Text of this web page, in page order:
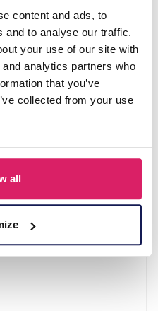
content and ads, to
and to analyse our traffic.
your use of our site with
analytics partners who
that you’ve
collected from your use
all
Strap 4cm Multi